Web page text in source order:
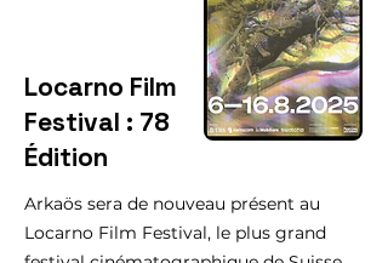
Locarno Film
Festival : 78
Édition
Arkaös sera de nouveau présent au
Locarno Film Festival, le plus grand